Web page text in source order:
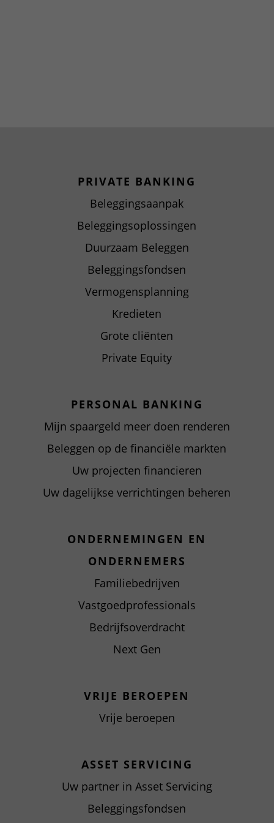
PRIVATE BANKING
Beleggingsaanpak
Beleggingsoplossingen
Duurzaam Beleggen
Beleggingsfondsen
Vermogensplanning
Kredieten
Grote cliënten
Private Equity
PERSONAL BANKING
Mijn spaargeld meer doen renderen
Beleggen op de financiële markten
Uw projecten financieren
Uw dagelijkse verrichtingen beheren
ONDERNEMINGEN EN
ONDERNEMERS
Familiebedrijven
Vastgoedprofessionals
Bedrijfsoverdracht
Next Gen
VRIJE BEROEPEN
Vrije beroepen
ASSET SERVICING
Uw partner in Asset Servicing
Beleggingsfondsen